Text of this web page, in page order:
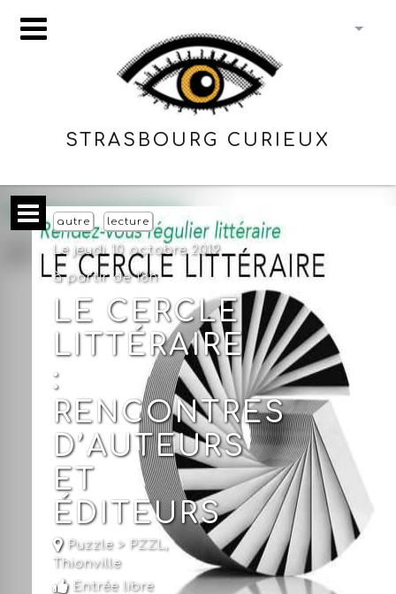
STRASBOURG CURIEUX
autre lecture
Le jeudi 10 octobre 2019
à partir de 18h
LE CERCLE
LITTÉRAIRE
:
RENCONTRES
D’AUTEURS
ET
ÉDITEURS
Puzzle > PZZL ,
Thionville
Entrée libre